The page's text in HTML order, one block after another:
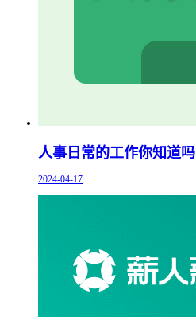
人事日常的工作你知道吗
2024-04-17